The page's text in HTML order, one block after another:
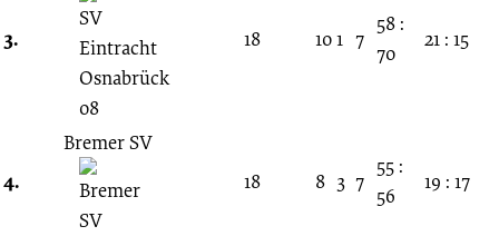
Weser-
Ems)
3. 18 101 7
58 :
70
21 : 15
4.
Bremer SV
18
8 3 7
55 :
56
19 : 17